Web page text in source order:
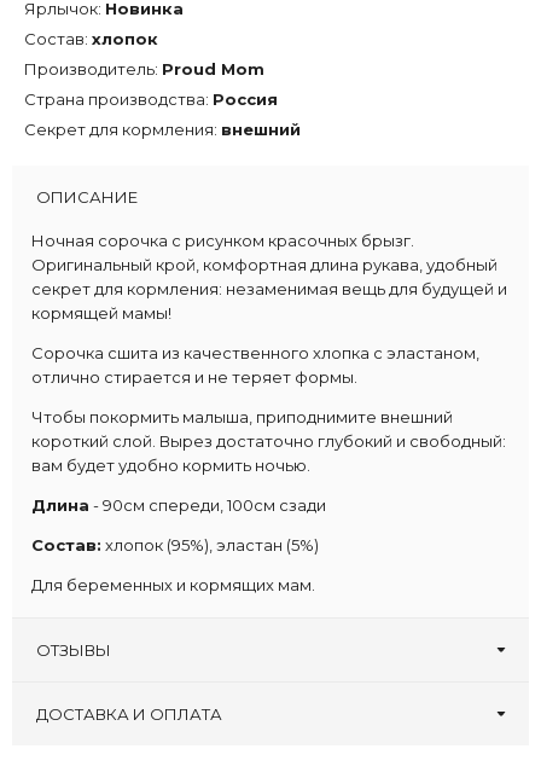
Ярлычок: Новинка
Состав: хлопок
Производитель: Proud Mom
Страна производства: Россия
Секрет для кормления: внешний
ОПИСАНИЕ
Ночная сорочка с рисунком красочных брызг.
Оригинальный крой, комфортная длина рукава, удобный
секрет для кормления: незаменимая вещь для будущей и
кормящей мамы!
Сорочка сшита из качественного хлопка с эластаном,
отлично стирается и не теряет формы.
Чтобы покормить малыша, приподнимите внешний
короткий слой. Вырез достаточно глубокий и свободный:
вам будет удобно кормить ночью.
Длина - 90см спереди, 100см сзади
Состав: хлопок (95%), эластан (5%)
Для беременных и кормящих мам.
ОТЗЫВЫ
Оставьте первый отзыв!
ДОСТАВКА И ОПЛАТА